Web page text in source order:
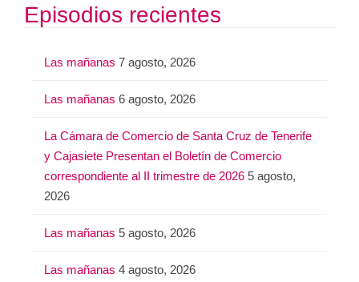
Episodios recientes
Las mañanas 7 agosto, 2026
Las mañanas 6 agosto, 2026
La Cámara de Comercio de Santa Cruz de Tenerife
y Cajasiete Presentan el Boletín de Comercio
correspondiente al II trimestre de 2026 5 agosto,
2026
Las mañanas 5 agosto, 2026
Las mañanas 4 agosto, 2026